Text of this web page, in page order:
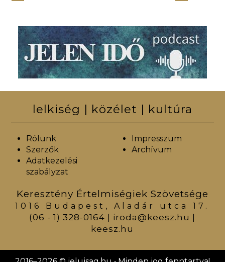
lelkiség | közélet | kultúra
Rólunk
Szerzők
Adatkezelési
szabályzat
Impresszum
Archívum
Keresztény Értelmiségiek Szövetsége
1016 Budapest, Aladár utca 17.
(06 - 1) 328-0164 iroda@keesz.hu
keesz.hu